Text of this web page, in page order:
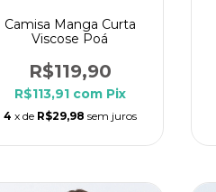
Camisa Manga Curta
Viscose Poá
R$119,90
R$113,91 com Pix
4 x de R$29,98 sem juros